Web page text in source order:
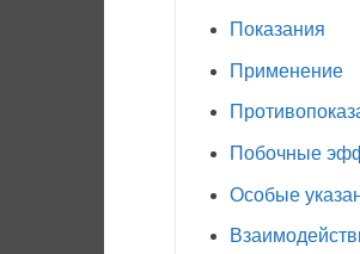
Показания
Применение
Побочные
Особые